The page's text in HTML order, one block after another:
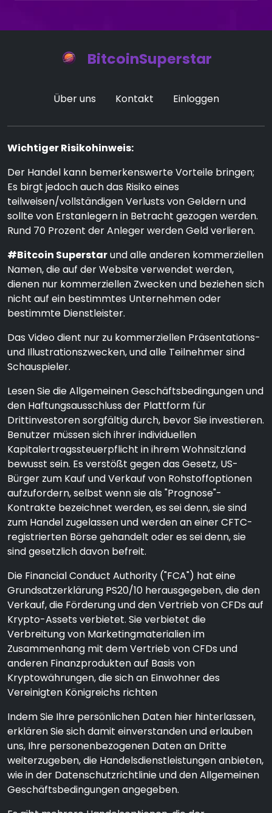
BitcoinSuperstar
Über uns Kontakt Einloggen
Wichtiger Risikohinweis:
Der Handel kann bemerkenswerte Vorteile bringen;
Es birgt jedoch auch das Risiko eines
teilweisen/vollständigen Verlusts von Geldern und
sollte von Erstanlegern in Betracht gezogen werden.
Rund 70 Prozent der Anleger werden Geld verlieren.
#Bitcoin Superstarund alle anderen kommerziellen
Namen, die auf der Website verwendet werden,
dienen nur kommerziellen Zwecken und beziehen sich
nicht auf ein bestimmtes Unternehmen oder
bestimmte Dienstleister.
Das Video dient nur zu kommerziellen Präsentations-
und Illustrationszwecken, und alle Teilnehmer sind
Schauspieler.
Lesen Sie die Allgemeinen Geschäftsbedingungen und
den Haftungsausschluss der Plattform für
Drittinvestoren sorgfältig durch, bevor Sie investieren.
Benutzer müssen sich ihrer individuellen
Kapitalertragssteuerpflicht in ihrem Wohnsitzland
bewusst sein. Es verstößt gegen das Gesetz, US-
Bürger zum Kauf und Verkauf von Rohstoffoptionen
aufzufordern, selbst wenn sie als "Prognose"-
Kontrakte bezeichnet werden, es sei denn, sie sind
zum Handel zugelassen und werden an einer CFTC-
registrierten Börse gehandelt oder es sei denn, sie
sind gesetzlich davon befreit.
Die Financial Conduct Authority ("FCA") hat eine
Grundsatzerklärung PS20/10 herausgegeben, die den
Verkauf, die Förderung und den Vertrieb von CFDs auf
Krypto-Assets verbietet. Sie verbietet die
Verbreitung von Marketingmaterialien im
Zusammenhang mit dem Vertrieb von CFDs und
anderen Finanzprodukten auf Basis von
Kryptowährungen, die sich an Einwohner des
Vereinigten Königreichs richten
Indem Sie Ihre persönlichen Daten hier hinterlassen,
erklären Sie sich damit einverstanden und erlauben
uns, Ihre personenbezogenen Daten an Dritte
weiterzugeben, die Handelsdienstleistungen anbieten,
wie in der Datenschutzrichtlinie und den Allgemeinen
Geschäftsbedingungen angegeben.